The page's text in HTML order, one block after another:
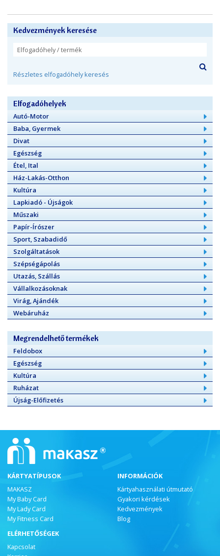
Kedvezmények keresése
Részletes elfogadóhely keresés
Elfogadóhelyek
Autó-Motor
Baba, Gyermek
Divat
Egészség
Étel, Ital
Ház-Lakás-Otthon
Kultúra
Lapkiadó - Újságok
Műszaki
Papír-Írószer
Sport, Szabadidő
Szolgáltatások
Szépségápolás
Utazás, Szállás
Vállalkozásoknak
Virág, Ajándék
Webáruház
Megrendelhető termékek
Feldobox
Egészség
Kultúra
Ruházat
Újság-Előfizetés
KÁRTYATÍPUSOK
MAKASZ
My Baby Card
My Lady Card
My Fitness Card
INFORMÁCIÓK
Kártyahasználati útmutató
Gyakori kérdések
Kedvezmények
Blog
ELÉRHETŐSÉGEK
Kapcsolat